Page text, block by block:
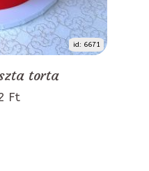
id: 6671
torta
Ft